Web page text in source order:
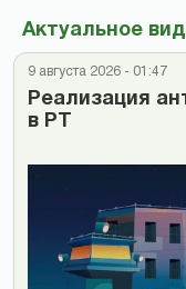
Актуальное
9 августа 2026 - 01:47
Реализация
в РТ